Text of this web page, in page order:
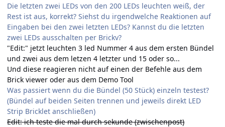
Die letzten zwei LEDs von den 200 LEDs leuchten weiß, der
Rest ist aus, korrekt? Siehst du irgendwelche Reaktionen auf
Eingaben bei den zwei letzten LEDs? Kannst du die letzten
zwei LEDs ausschalten per Brickv?
"Edit:" jetzt leuchten 3 led Nummer 4 aus dem ersten Bündel
und zwei aus dem letzen 4 letzter und 15 oder so...
Und diese reagieren nicht auf einen der Befehle aus dem
Brick viewer oder aus dem Demo Tool
Was passiert wenn du die Bündel (50 Stück) einzeln testest?
(Bündel auf beiden Seiten trennen und jeweils direkt LED
Strip Bricklet anschließen)
Edit: ich teste die mal durch sekunde (zwischenpost)